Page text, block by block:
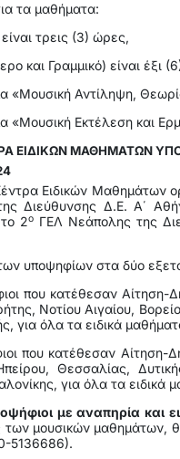
τα μαθήματα:
τρεις (3) ώρες,
και Γραμμικό) είναι έξι
«Μουσική Αντίληψη,
«Μουσική Εκτέλεση και
ΕΙΔΙΚΩΝ ΜΑΘΗΜΑΤΩΝ
Ειδικών Μαθημάτων
Διεύθυνσης Δ.Ε. Α΄
2ο ΓΕΛ Νεάπολης της
υποψηφίων στα δύο
που κατέθεσαν Αίτηση-
Νοτίου Αιγαίου,
για όλα τα ειδικά
που κατέθεσαν Αίτηση-
Θεσσαλίας,
για όλα τα ειδικά
με αναπηρία και
των μουσικών μαθημάτων,
5136686).